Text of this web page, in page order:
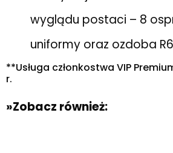
wyglądu postaci – 8
uniformy oraz ozdoba
**Usługa członkostwa VIP
r.
»Zobacz również: